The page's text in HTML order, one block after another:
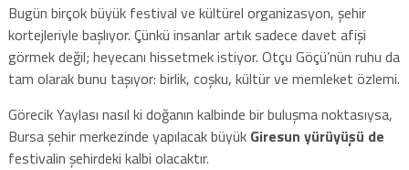
Bugün birçok büyük festival ve kültürel organizasyon, şehir
kortejleriyle başlıyor. Çünkü insanlar artık sadece davet afişi
görmek değil; heyecanı hissetmek istiyor. Otçu Göçü’nün ruhu da
tam olarak bunu taşıyor: birlik, coşku, kültür ve memleket özlemi.
Görecik Yaylası nasıl ki doğanın kalbinde bir buluşma noktasıysa,
Bursa şehir merkezinde yapılacak büyük Giresun yürüyüşü de
festivalin şehirdeki kalbi olacaktır.